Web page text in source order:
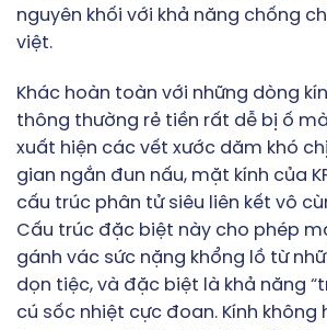
nguyên khối với khả năng chống
việt.
Khác hoàn toàn với những dòng
thông thường rẻ tiền rất dễ bị ố
xuất hiện các vết xước dăm khó
gian ngắn đun nấu, mặt kính của
cấu trúc phân tử siêu liên kết vô
Cấu trúc đặc biệt này cho phép
gánh vác sức nặng khổng lồ từ
dọn tiệc, và đặc biệt là khả năng
cú sốc nhiệt cực đoan. Kính không